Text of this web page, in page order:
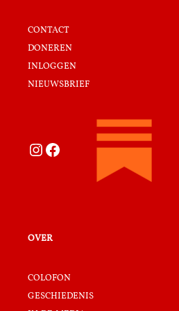
contact
doneren
inloggen
nieuwsbrief
Instagram Facebook
over
colofon
geschiedenis